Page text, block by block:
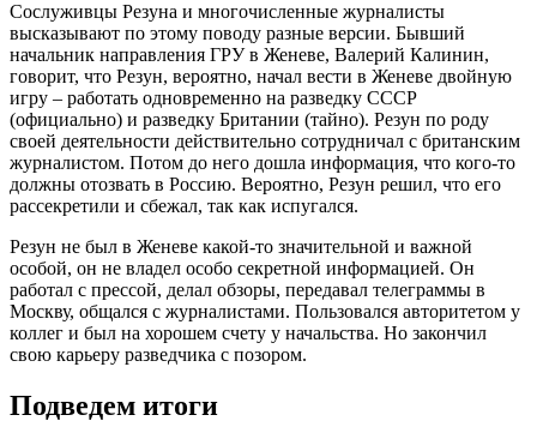
Сослуживцы Резуна и многочисленные журналисты
высказывают по этому поводу разные версии. Бывший
начальник направления ГРУв Женеве, Валерий Калинин,
говорит, что Резун, вероятно, начал вести в Женеве двойную
игру – работать одновременно на разведку СССР
(официально) и разведку Британии (тайно). Резун по роду
своей деятельности действительно сотрудничал с британским
журналистом. Потом до него дошла информация, что кого-то
должны отозвать в Россию. Вероятно, Резун решил, что его
рассекретили и сбежал, так как испугался.
Резун не был в Женеве какой-то значительной и важной
особой, он не владел особо секретной информацией. Он
работал с прессой, делал обзоры, передавал телеграммы в
Москву, общался с журналистами. Пользовался авторитетом у
коллег и был на хорошем счету у начальства. Но закончил
свою карьеру разведчика с позором.
Подведем итоги